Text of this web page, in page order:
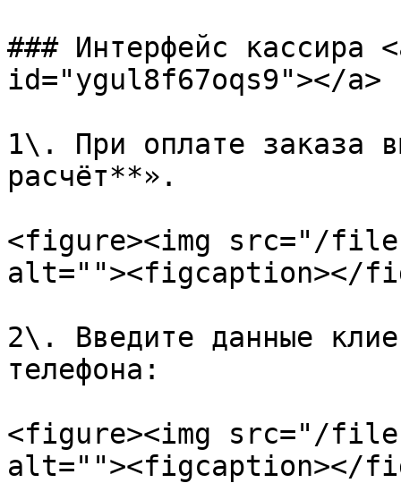
### Интерфейс
id="ygul8f67oqs9"></a>
1\. При оплате заказа
расчёт**».
<figure><img src="/files/
alt=""><figcaption></
2\. Введите данные
телефона:
<figure><img src="/files/
alt=""><figcaption></